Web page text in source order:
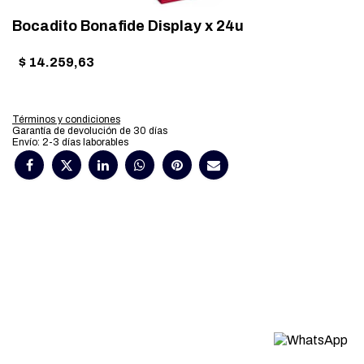
Bocadito Bonafide Display x 24u
$ 14.259,63
Términos y condiciones
Garantía de devolución de 30 días
Envío: 2-3 días laborables